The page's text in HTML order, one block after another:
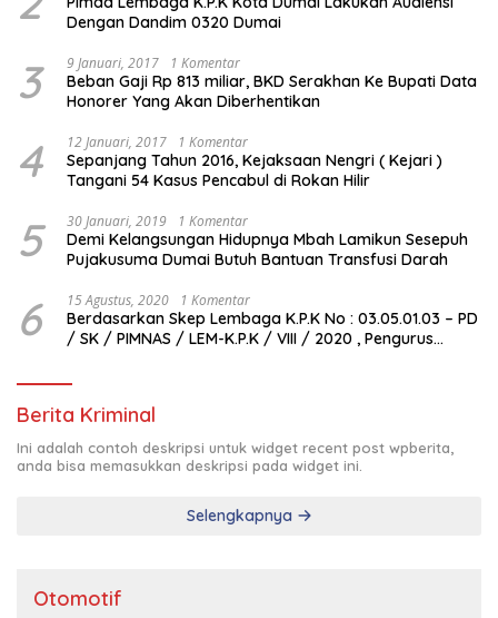
Dengan Dandim 0320 Dumai
3 9 Januari, 2017 1 Komentar
Beban Gaji Rp 813 miliar, BKD Serakhan Ke Bupati Data
Honorer Yang Akan Diberhentikan
4 12 Januari, 2017 1 Komentar
Sepanjang Tahun 2016, Kejaksaan Nengri ( Kejari )
Tangani 54 Kasus Pencabul di Rokan Hilir
5 30 Januari, 2019 1 Komentar
Demi Kelangsungan Hidupnya Mbah Lamikun Sesepuh
Pujakusuma Dumai Butuh Bantuan Transfusi Darah
6 15 Agustus, 2020 1 Komentar
Berdasarkan Skep Lembaga K.P.K No : 03.05.01.03 – PD
/ SK / PIMNAS / LEM-K.P.K / VIII / 2020 , Pengurus
Berita Kriminal
Ini adalah contoh deskripsi untuk widget recent post wpberita,
anda bisa memasukkan deskripsi pada widget ini.
Selengkapnya
Otomotif